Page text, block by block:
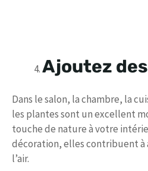
Ajoutez
Dans le salon, la chambre, la
les plantes sont un excellent
touche de nature à votre
décoration, elles contribuent
l’air.